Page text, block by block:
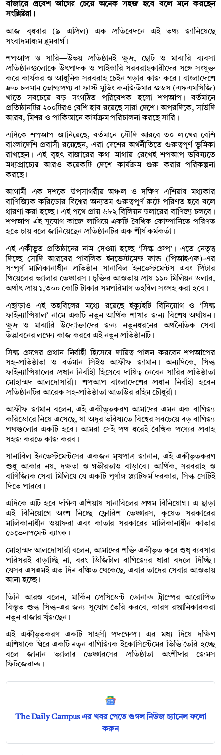
বাজারে প্রবেশ আগের চেয়ে অনেক সহজ হবে বলে মনে করছেন
সংশ্লিষ্টরা।
আজ বুধবার (৯ এপ্রিল) এক প্রতিবেদনে এই তথ্য জানিয়েছে
সংবাদমাধ্যম ব্লুমবার্গ।
শপআপ ও সারি—উভয় প্রতিষ্ঠানই ক্ষুদ্র, ছোট ও মাঝারি ব্যবসা
প্রতিষ্ঠানগুলোকে উৎপাদক ও পাইকারি সরবরাহকারীদের সঙ্গে সংযুক্ত
করে কার্যকর ও আধুনিক সরবরাহ চেইন গড়ার কাজ করে। বাংলাদেশে
দ্রুত চলমান ভোগ্যপণ্য বা ফাস্ট মুভিং কনজিউমার গুডস (এফএমসিজি)
খাতে সবচেয়ে বড় সংগঠিত পরিবেশক হলো শপআপ। বর্তমানে
প্রতিষ্ঠানটির ২০০টিরও বেশি হাব রয়েছে সারা দেশে। অপরদিকে, সাউদি
আরব, মিশর ও পাকিস্তানে কার্যক্রম পরিচালনা করছে সারি।
এদিকে শপআপ জানিয়েছে, বর্তমানে সৌদি আরবে ৩০ লাখের বেশি
বাংলাদেশি প্রবাসী রয়েছেন, এরা দেশের অর্থনীতিতে গুরুত্বপূর্ণ ভূমিকা
রাখছেন। এই বৃহৎ বাজারের কথা মাথায় রেখেই শপআপ ভবিষ্যতে
মধ্যপ্রাচ্যের আরও কয়েকটি দেশে কার্যক্রম শুরু করার পরিকল্পনা
করছে।
আগামী এক দশকে উপসাগরীয় অঞ্চল ও দক্ষিণ এশিয়ার মধ্যকার
বাণিজ্যিক করিডোর বিশ্বের অন্যতম গুরুত্বপূর্ণ রুটে পরিণত হবে বলে
ধারণা করা হচ্ছে। এই পথে প্রায় ৬৮২ বিলিয়ন ডলারের বাণিজ্য চলবে।
শপআপ এই সুযোগ কাজে লাগিয়ে একটি বৈশ্বিক কোম্পানিতে পরিণত
হতে চায় বলে জানিয়েছেন প্রতিষ্ঠানটির এক শীর্ষ কর্মকর্তা।
এই একীভূত প্রতিষ্ঠানের নাম দেওয়া হচ্ছে ‘সিল্ক গ্রুপ’। এতে নেতৃত্ব
দিচ্ছে সৌদি আরবের পাবলিক ইনভেস্টমেন্ট ফান্ড (পিআইএফ)-এর
সম্পূর্ণ মালিকানাধীন প্রতিষ্ঠান সানাবিল ইনভেস্টমেন্টস এবং পিটার
থিয়েলের ভ্যালার ভেঞ্চারস। চুক্তির আওতায় প্রায় ১১০ মিলিয়ন ডলার,
অর্থাৎ প্রায় ১,৩০০ কোটি টাকার সমপরিমাণ তহবিল সংগ্রহ করা হবে।
এছাড়াও এই তহবিলের মধ্যে রয়েছে ইক্যুইটি বিনিয়োগ ও ‘সিল্ক
ফাইন্যান্সিয়াল’ নামে একটি নতুন আর্থিক শাখার জন্য বিশেষ অর্থায়ন।
ক্ষুদ্র ও মাঝারি উদ্যোক্তাদের জন্য নতুনধরনের অর্থনৈতিক সেবা
উদ্ভাবনের লক্ষ্যে কাজ করবে এই নতুন প্রতিষ্ঠানটি।
সিল্ক গ্রুপের প্রধান নির্বাহী হিসেবে দায়িত্ব পালন করবেন শপআপের
সহ-প্রতিষ্ঠাতা ও বর্তমান সিইও আফীফ জামান। অন্যদিকে, সিল্ক
ফাইন্যান্সিয়ালের প্রধান নির্বাহী হিসেবে দায়িত্ব নেবেন সারির প্রতিষ্ঠাতা
মোহাম্মদ আলদোসারী। শপআপ বাংলাদেশের প্রধান নির্বাহী হবেন
প্রতিষ্ঠানটির আরেক সহ-প্রতিষ্ঠাতা আতাউর রহিম চৌধুরী।
আফীফ জামান বলেন, এই একীভূতকরণ আমাদের এমন এক বাণিজ্য
করিডোরে নিয়ে এসেছে, যা অদূর ভবিষ্যতে বিশ্বের সবচেয়ে বড় বাণিজ্য
পথগুলোর একটি হবে। আমরা সেই পথ ধরেই বৈশ্বিক পণ্যের প্রবাহ
সহজ করতে কাজ করব।
সানাবিল ইনভেস্টমেন্টসের একজন মুখপাত্র জানান, এই একীভূতকরণ
শুধু আকার নয়, দক্ষতা ও গভীরতাও বাড়াবে। আর্থিক, সরবরাহ ও
বাণিজ্যিক সেবা মিলিয়ে যে একটি পূর্ণাঙ্গ প্ল্যাটফর্ম দরকার, সিল্ক সেটিই
দিতে পারবে।
এদিকে এটি হবে দক্ষিণ এশিয়ায় সানাবিলের প্রথম বিনিয়োগ। এ ছাড়া
এই বিনিয়োগে অংশ নিচ্ছে ফ্লোরিশ ভেঞ্চারস, কুয়েত সরকারের
মালিকানাধীন ওয়াফরা এবং কাতার সরকারের মালিকানাধীন কাতার
ডেভেলপমেন্ট ব্যাংক।
মোহাম্মদ আলদোসারী বলেন, আমাদের শক্তি একীভূত করে শুধু ব্যবসার
পরিসরই বাড়াচ্ছি না, বরং ডিজিটাল বাণিজ্যের ধারা বদলে দিচ্ছি।
যেসব এসএমই এত দিন বঞ্চিত থেকেছে, এবার তাদের সেবার আওতায়
আনা হচ্ছে।
তিনি আরও বলেন, মার্কিন প্রেসিডেন্ট ডোনাল্ড ট্রাম্পের আরোপিত
বিস্তৃত শুল্ক সিল্ক-এর জন্য সুযোগ তৈরি করবে, কারণ রপ্তানিকারকরা
নতুন বাজার খুঁজছেন।
এই একীভূতকরণ একটি সাহসী পদক্ষেপ। এর মধ্য দিয়ে দক্ষিণ
এশিয়াকে ঘিরে একটি নতুন বাণিজ্যিক ইকোসিস্টেমের ভিত্তি তৈরি হচ্ছে
বলে জানান ভ্যালার ভেঞ্চারসের প্রতিষ্ঠাতা অংশীদার জেমস
ফিটজেরাল্ড।
The Daily Campus এর খবর পেতে গুগল নিউজ চ্যানেল ফলো
করুন